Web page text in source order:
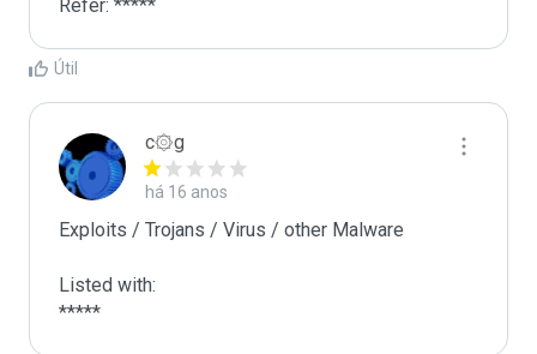
Refer: *****
Útil
c۞g
há 16 anos
Exploits / Trojans / Virus / other Malware
Listed with: